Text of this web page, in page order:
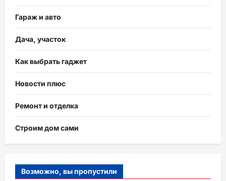
Гараж и авто
Дача, участок
Как выбрать гаджет
Новости плюс
Ремонт и отделка
Строим дом сами
Возможно, вы пропустили